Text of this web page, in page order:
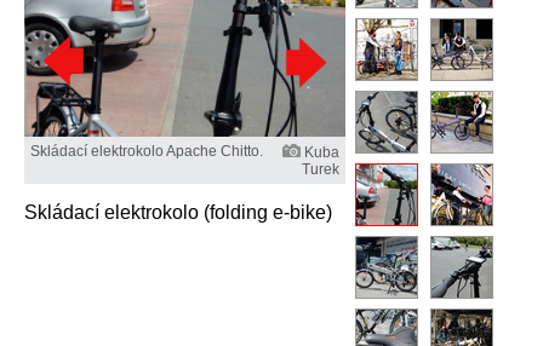
Skládací elektrokolo Apache Chitto.
Kuba
Turek
Skládací elektrokolo (folding e-bike)